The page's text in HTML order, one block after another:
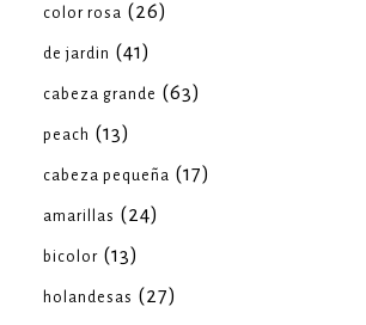
color rosa (26)
de jardin (41)
cabeza grande (63)
peach (13)
cabeza pequeña (17)
amarillas (24)
bicolor (13)
holandesas (27)